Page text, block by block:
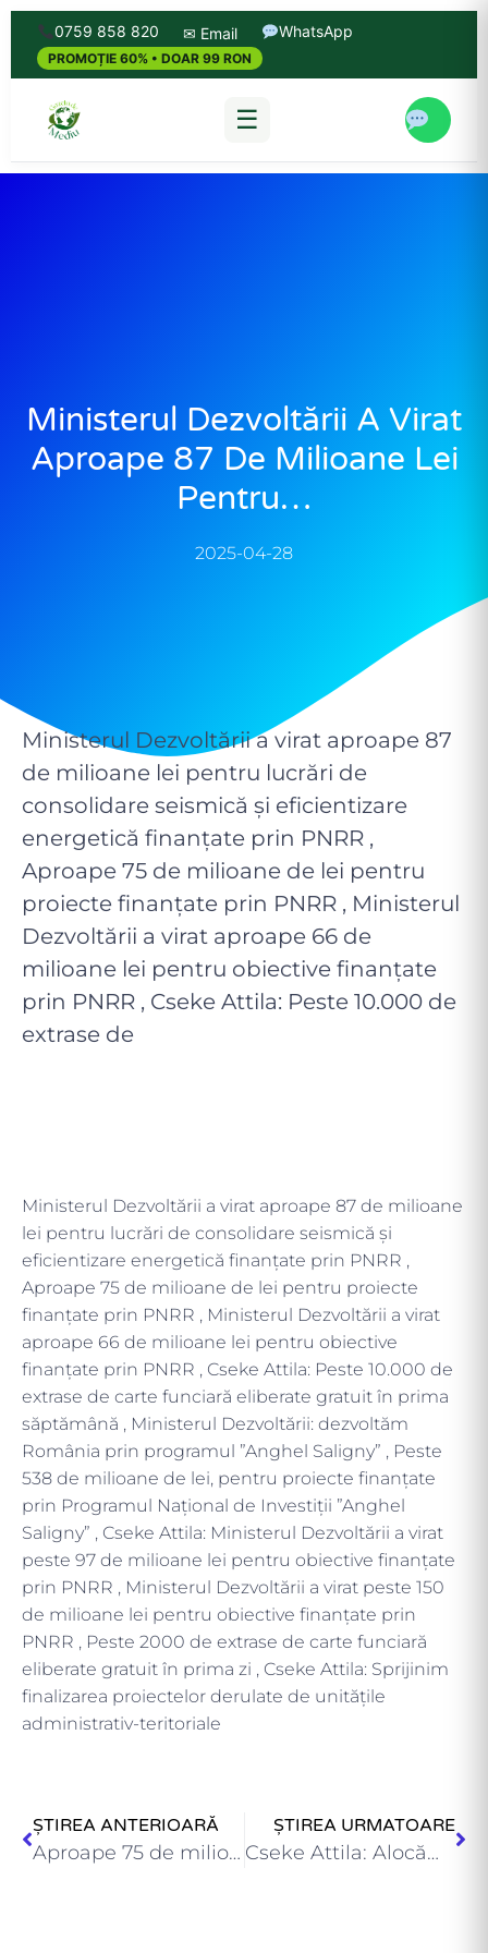
0759 858 820 ✉ Email WhatsApp
PROMOȚIE 60% • DOAR 99 RON
☰
Ministerul Dezvoltării A Virat
Aproape 87 De Milioane Lei
Pentru…
2025-04-28
Ministerul Dezvoltării a virat aproape 87
de milioane lei pentru lucrări de
consolidare seismică și eficientizare
energetică finanțate prin PNRR ,
Aproape 75 de milioane de lei pentru
proiecte finanțate prin PNRR , Ministerul
Dezvoltării a virat aproape 66 de
milioane lei pentru obiective finanțate
prin PNRR , Cseke Attila: Peste 10.000 de
extrase de
Ministerul Dezvoltării a virat aproape 87 de milioane
lei pentru lucrări de consolidare seismică și
eficientizare energetică finanțate prin PNRR ,
Aproape 75 de milioane de lei pentru proiecte
finanțate prin PNRR , Ministerul Dezvoltării a virat
aproape 66 de milioane lei pentru obiective
finanțate prin PNRR , Cseke Attila: Peste 10.000 de
extrase de carte funciară eliberate gratuit în prima
săptămână , Ministerul Dezvoltării: dezvoltăm
România prin programul ”Anghel Saligny” , Peste
538 de milioane de lei, pentru proiecte finanțate
prin Programul Național de Investiții ”Anghel
Saligny” , Cseke Attila: Ministerul Dezvoltării a virat
peste 97 de milioane lei pentru obiective finanțate
prin PNRR , Ministerul Dezvoltării a virat peste 150
de milioane lei pentru obiective finanțate prin
PNRR , Peste 2000 de extrase de carte funciară
eliberate gratuit în prima zi , Cseke Attila: Sprijinim
finalizarea proiectelor derulate de unitățile
administrativ-teritoriale
ȘTIREA ANTERIOARĂ
Aproape 75 de milioane de lei pentru proiecte finanțate prin…
ȘTIREA URMATOARE
Cseke Attila: Alocăm aproape 12 milioane de lei pentru consolidarea…